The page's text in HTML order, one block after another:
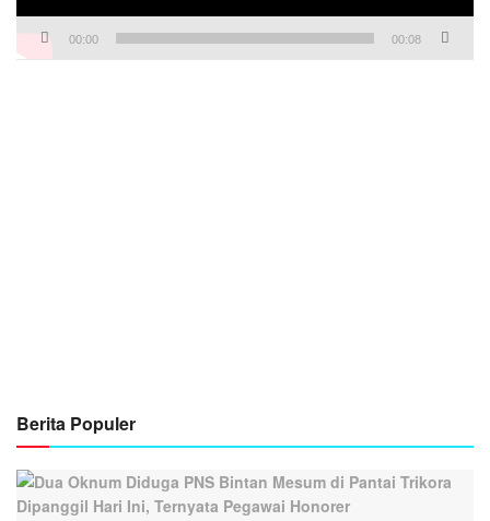
00:00 00:08
Berita Populer